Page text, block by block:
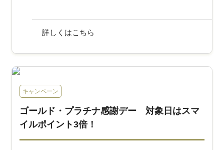
詳しくはこちら
キャンペーン
ゴールド・プラチナ感謝デー 対象日はスマ
イルポイント3倍！